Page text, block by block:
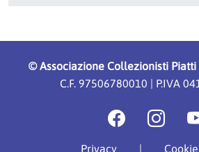
©Associazione Collezionisti
C.F. 97506780010 | P.IVA
Privacy